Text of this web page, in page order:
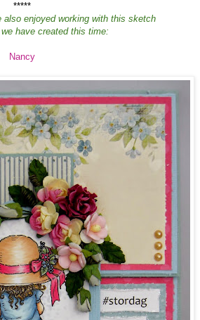
*****
also enjoyed working with this sketch
have created this time:
Nancy